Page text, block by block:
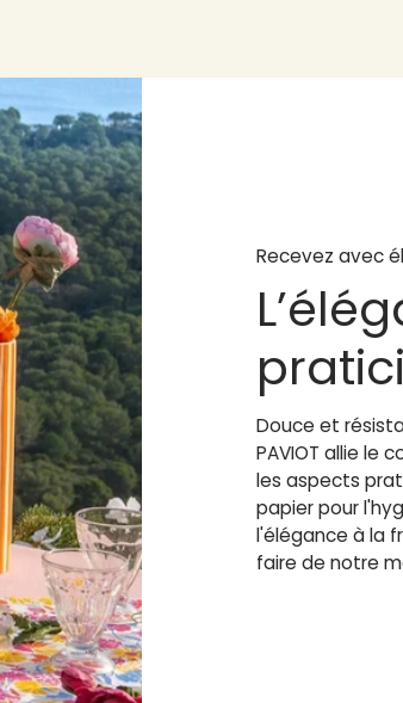
Recevez avec
Douce et
PAVIOT allie le
les aspects
papier pour
l'élégance à la
faire de notre